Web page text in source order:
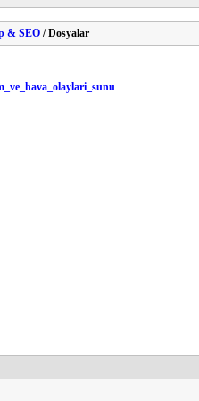
& SEO / Dosyalar